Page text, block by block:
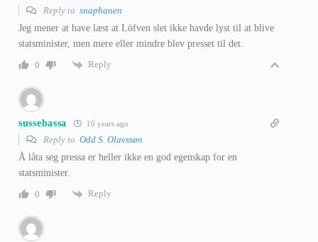
Reply to snaphanen
Jeg mener at have læst at Löfven slet ikke havde lyst til at blive
statsminister, men mere eller mindre blev presset til det.
0
Reply
sussebassa 10 years ago
Reply to Odd S. Olavssøn
Å låta seg pressa er heller ikke en god egenskap for en
statsminister.
0
Reply